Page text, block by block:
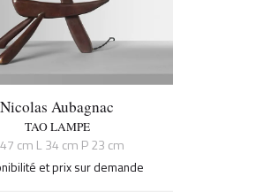
Nicolas Aubagnac
TAO LAMPE
cm L 34 cm P 23 cm
et prix sur demande